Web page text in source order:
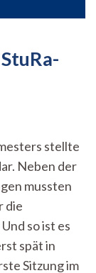
stellte
Neben der
mussten
die
so ist es
spät in
Sitzung im